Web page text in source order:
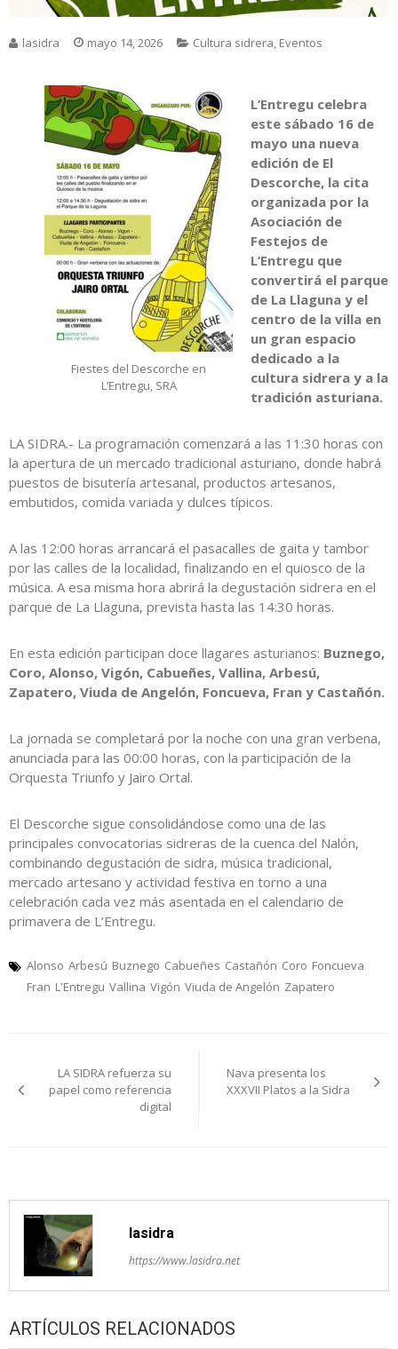
lasidra mayo 14, 2026 Cultura sidrera, Eventos
Fiestes del Descorche en
L’Entregu, SRA
L’Entregucelebra
este sábado 16 de
mayo una nueva
edición de El
Descorche, la cita
organizada por la
Asociación de
Festejos de
L’Entregu que
convertirá el parque
de La Llaguna y el
centro de la villa en
un gran espacio
dedicado a la
cultura sidrera y a la
tradición asturiana.
LA SIDRA.- La programación comenzará a las 11:30 horas con
la apertura de un mercado tradicional asturiano, donde habrá
puestos de bisutería artesanal, productos artesanos,
embutidos, comida variada y dulces típicos.
A las 12:00 horas arrancará el pasacalles de gaita y tambor
por las calles de la localidad, finalizando en el quiosco de la
música. A esa misma hora abrirá la degustación sidrera en el
parque de La Llaguna, prevista hasta las 14:30 horas.
En esta edición participan doce llagares asturianos: Buznego,
Coro, Alonso, Vigón, Cabueñes, Vallina, Arbesú,
Zapatero, Viuda de Angelón, Foncueva, Fran y Castañón.
La jornada se completará por la noche con una gran verbena,
anunciada para las 00:00 horas, con la participación de la
Orquesta Triunfo y Jairo Ortal.
El Descorche sigue consolidándose como una de las
principales convocatorias sidreras de la cuenca del Nalón,
combinando degustación de sidra, música tradicional,
mercado artesano y actividad festiva en torno a una
celebración cada vez más asentada en el calendario de
primavera de L’Entregu.
Alonso Arbesú Buznego Cabueñes Castañón Coro Foncueva
Fran L'Entregu Vallina Vigón Viuda de Angelón Zapatero
de
entradas
LA SIDRA refuerza su
papel como referencia
digital
Nava presenta los
XXXVII Platos a la Sidra
lasidra
https://www.lasidra.net
ARTÍCULOS RELACIONADOS